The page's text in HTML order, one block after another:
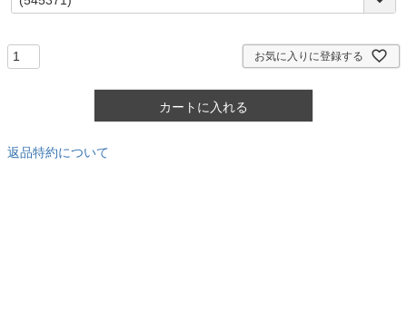
必
お気に入りに登録する
カートに入れる
返品特約について